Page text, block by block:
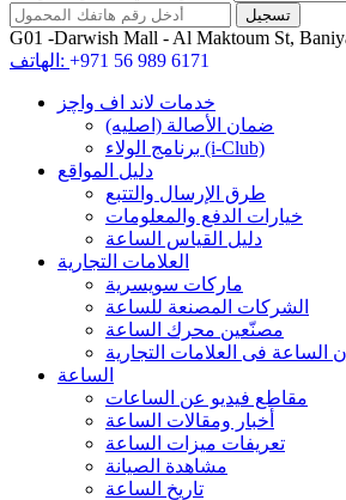
G01 -Darwish Mall - Al Maktoum St,
الهاتف: +971 56 989 6171
خدمات لاند اف واچز
ضمان الأصالة (اصلیه)
برنامج الولاء (i-Club)
دليل المواقع
طرق الإرسال والتتبع
خيارات الدفع والمعلومات
دليل القياس الساعة
العلامات التجارية
ماركات سويسرية
الشركات المصنعة للساعة
مصنّعين محرك الساعة
فی العلامات التجارية
الساعة
مقاطع فيديو عن الساعات
أخبار ومقالات الساعة
تعريفات ميزات الساعة
مشاهدة الصيانة
تاريخ الساعة